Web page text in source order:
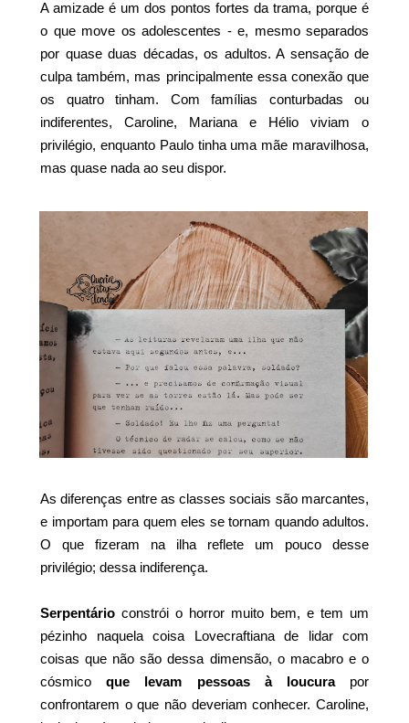
A amizade é um dos pontos fortes da trama, porque é
o que move os adolescentes - e, mesmo separados
por quase duas décadas, os adultos. A sensação de
culpa também, mas principalmente essa conexão que
os quatro tinham. Com famílias conturbadas ou
indiferentes, Caroline, Mariana e Hélio viviam o
privilégio, enquanto Paulo tinha uma mãe maravilhosa,
mas quase nada ao seu dispor.
As diferenças entre as classes sociais são marcantes,
e importam para quem eles se tornam quando adultos.
O que fizeram na ilha reflete um pouco desse
privilégio; dessa indiferença.
Serpentário constrói o horror muito bem, e tem um
pézinho naquela coisa Lovecraftiana de lidar com
coisas que não são dessa dimensão, o macabro e o
cósmicoque levam pessoas à loucurapor
confrontarem o que não deveriam conhecer. Caroline,